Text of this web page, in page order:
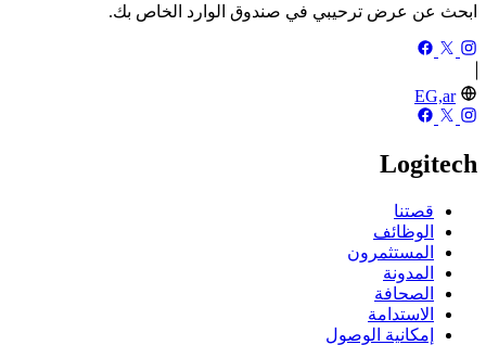
ابحث عن عرض ترحيبي في صندوق الوارد الخاص بك.
EG,ar
Logitech
قصتنا
الوظائف
المستثمرون
المدونة
الصحافة
الاستدامة
إمكانية الوصول